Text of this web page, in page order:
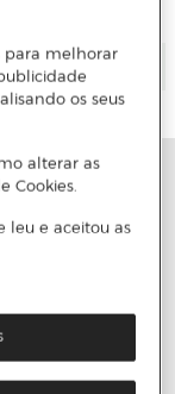
Adicionar
para melhorar
os seus
alterar as
Cookies.
leu e aceitou as